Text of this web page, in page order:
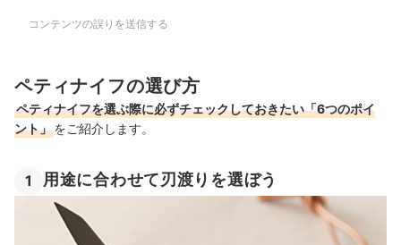
コンテンツの誤りを送信する
ペティナイフの選び方
ペティナイフを選ぶ際に必ずチェックしておきたい「6つのポイ
ント」をご紹介します。
1 用途に合わせて刃渡りを選ぼう